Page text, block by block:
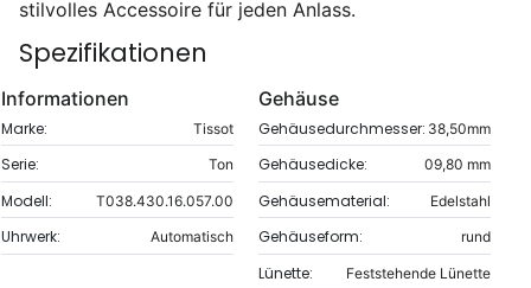
stilvolles Accessoire für jeden Anlass.
Spezifikationen
Informationen
Marke: Tissot
Serie: Ton
Modell: T038.430.16.057.00
Uhrwerk: Automatisch
Gehäuse
Gehäusedurchmesser: 38,50mm
Gehäusedicke: 09,80 mm
Gehäusematerial: Edelstahl
Gehäuseform: rund
Lünette: Feststehende Lünette